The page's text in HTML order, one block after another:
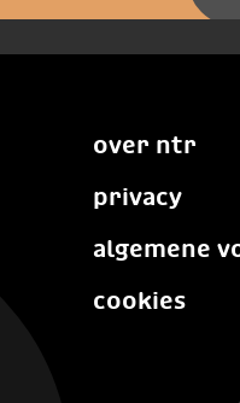
over ntr
privacy
algemene
cookies